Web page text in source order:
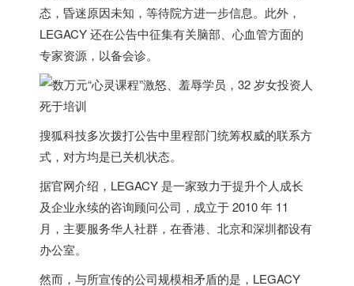
态，昏迷原因未知，等待院方进一步信息。此外，
LEGACY 还在公告中征集有关脑部、心血管方面的
专家资源，以备会诊。
搜狐科技多次拨打公告中里程部门统筹权威的联系方
式，对方均是已关机状态。
据官网介绍，LEGACY 是一家致力于提升个人成长
及企业永续的咨询顾问公司，成立于 2010 年 11
月，主要服务华人社群，在香港 、北京和深圳都设有
办公室。
然而，与所宣传的公司规模相矛盾的是，LEGACY